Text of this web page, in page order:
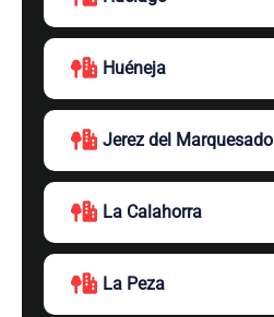
Huéneja
Jerez del Marquesado
La Calahorra
La Peza